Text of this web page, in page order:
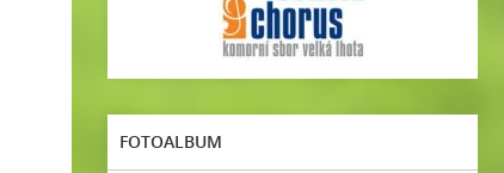
FOTOALBUM